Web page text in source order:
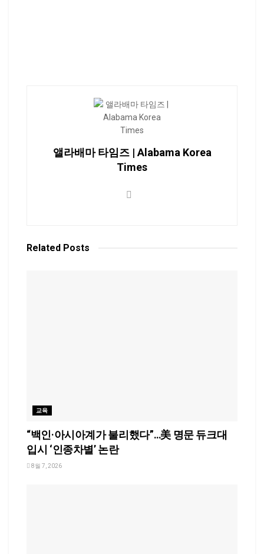
앨라배마 타임즈 | Alabama Korea
Times
Related Posts
교육
“백인·아시아계가 불리했다”…美 명문 듀크대
입시 ‘인종차별’ 논란
8월 7, 2026